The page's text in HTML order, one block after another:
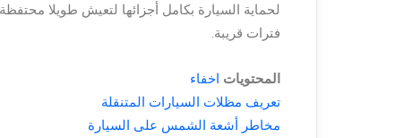
لحماية السيارة بكامل أجزائها لتعيش طويلا
فترات قريبة.
المحتويات اخفاء
تعريف مظلات السيارات المتنقلة
مخاطر أشعة الشمس على السيارة